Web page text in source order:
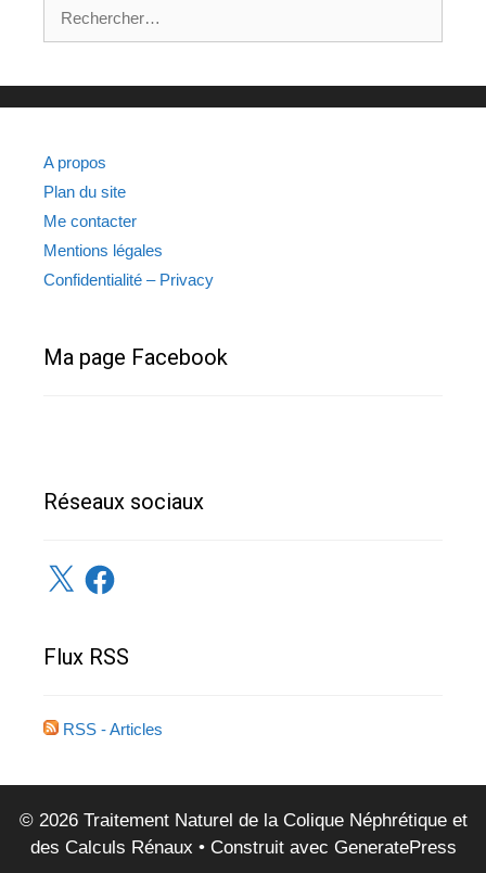
A propos
Plan du site
Me contacter
Mentions légales
Confidentialité – Privacy
Ma page Facebook
Réseaux sociaux
X Facebook
Flux RSS
RSS - Articles
© 2026 Traitement Naturel de la Colique Néphrétique et
des Calculs Rénaux • Construit avec GeneratePress